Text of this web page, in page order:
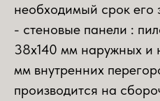
необходимый срок его
- стеновые панели :
38х140 мм наружных и
мм внутренних
производится на